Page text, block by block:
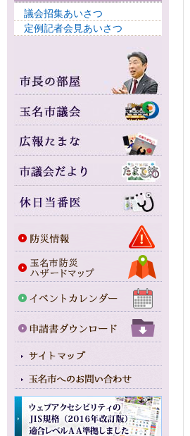
議会招集あいさつ
定例記者会見あいさつ